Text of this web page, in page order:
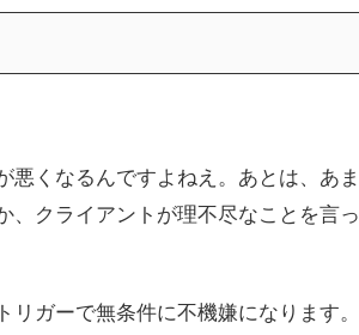
くなるんですよねえ。あとは、あま
、クライアントが理不尽なことを言っ
ガーで無条件に不機嫌になります。